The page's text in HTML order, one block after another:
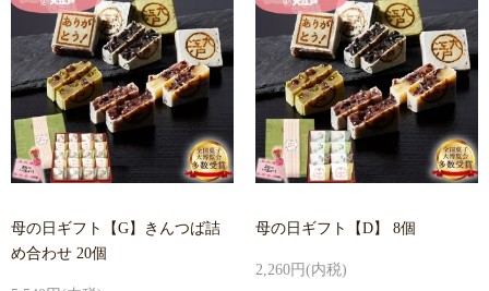
母の日ギフト【G】きんつば詰
め合わせ 20個
母の日ギフト【D】 8個
2,260円(内税)